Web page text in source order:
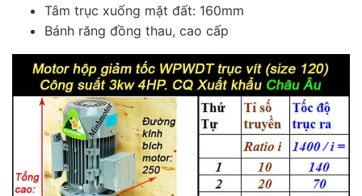
Tâm trục xuống mặt đất: 160mm
Bánh răng đồng thau, cao cấp